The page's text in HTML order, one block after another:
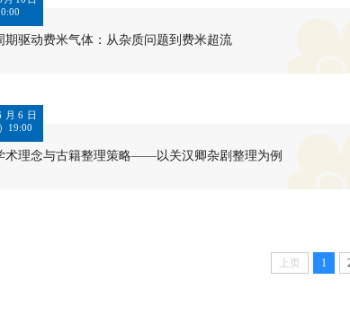
期驱动费米气体：从杂质问题到费米超流
月6日
19:00
术理念与古籍整理策略——以关汉卿杂剧整理为例
上页 1